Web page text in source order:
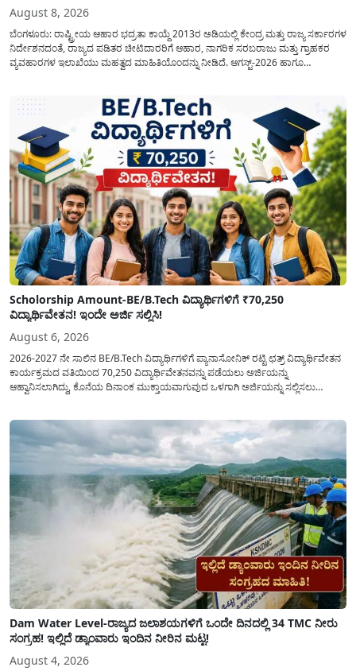
August 8, 2026
ಬೆಂಗಳೂರು: ರಾಷ್ಟ್ರೀಯ ಆಹಾರ ಭದ್ರತಾ ಕಾಯ್ದೆ 2013ರ ಅಡಿಯಲ್ಲಿ ಕೇಂದ್ರ ಮತ್ತು ರಾಜ್ಯ ಸರ್ಕಾರಗಳ
ನಿರ್ದೇಶನದಂತೆ, ರಾಜ್ಯದ ಪಡಿತರ ಚೀಟಿದಾರರಿಗೆ ಆಹಾರ, ನಾಗರಿಕ ಸರಬರಾಜು ಮತ್ತು ಗ್ರಾಹಕರ
ವ್ಯವಹಾರಗಳ ಇಲಾಖೆಯು ಮಹತ್ವದ ಮಾಹಿತಿಯೊಂದನ್ನು ನೀಡಿದೆ. ಆಗಸ್ಟ್-2026 ಹಾಗೂ
Scholorship Amount-BE/B.Tech ವಿದ್ಯಾರ್ಥಿಗಳಿಗೆ ₹70,250
ವಿದ್ಯಾರ್ಥಿವೇತನ! ಇಂದೇ ಅರ್ಜಿ ಸಲ್ಲಿಸಿ!
August 6, 2026
2026-2027 ನೇ ಸಾಲಿನ BE/B.Tech ವಿದ್ಯಾರ್ಥಿಗಳಿಗೆ ಪ್ಯಾನಾಸೋನಿಕ್ ರಟ್ಟಿ ಛತ್ರ್ ವಿದ್ಯಾರ್ಥಿವೇತನ
ಕಾರ್ಯಕ್ರಮದ ವತಿಯಿಂದ 70,250 ವಿದ್ಯಾರ್ಥಿವೇತನವನ್ನು ಪಡೆಯಲು ಅರ್ಜಿಯನ್ನು
ಆಹ್ವಾನಿಸಲಾಗಿದ್ದು, ಕೊನೆಯ ದಿನಾಂಕ ಮುಕ್ತಾಯವಾಗುವುದ ಒಳಗಾಗಿ ಅರ್ಜಿಯನ್ನು ಸಲ್ಲಿಸಲು
ಜಾರಿಗೆ...
Dam Water Level-ರಾಜ್ಯದ ಜಲಾಶಯಗಳಿಗೆ ಒಂದೇ ದಿನದಲ್ಲಿ 34 TMC ನೀರು
ಸಂಗ್ರಹ! ಇಲ್ಲಿದೆ ಡ್ಯಾಂವಾರು ಇಂದಿನ ನೀರಿನ ಮಟ್ಟ!
August 4, 2026